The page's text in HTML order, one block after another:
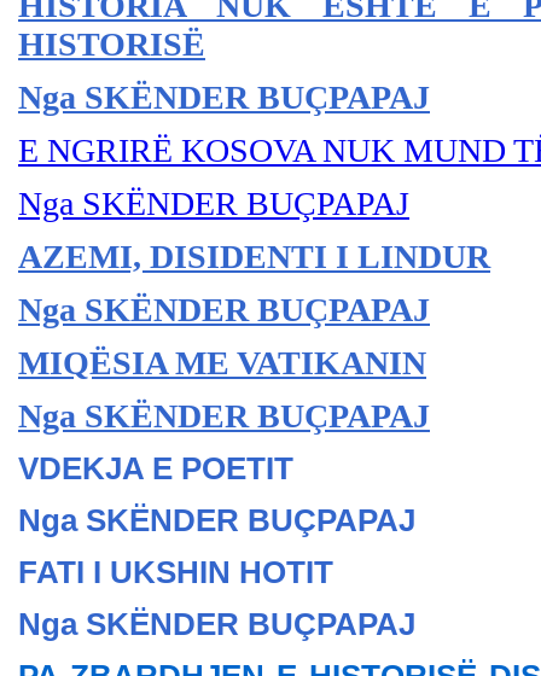
HISTORISË
Nga SKËNDER BUÇPAPAJ
E NGRIRË KOSOVA NUK MUND
Nga SKËNDER BUÇPAPAJ
AZEMI, DISIDENTI I LINDUR
Nga SKËNDER BUÇPAPAJ
MIQËSIA ME VATIKANIN
Nga SKËNDER BUÇPAPAJ
VDEKJA E POETIT
Nga SKËNDER BUÇPAPAJ
FATI I UKSHIN HOTIT
Nga SKËNDER BUÇPAPAJ